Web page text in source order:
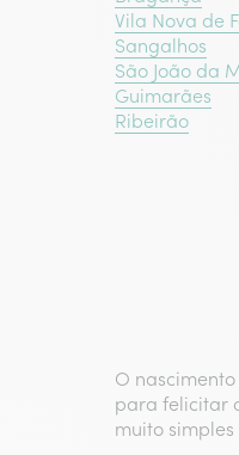
Vila Nova de
Sangalhos
São João da
Guimarães
Ribeirão
O
para felicitar
muito